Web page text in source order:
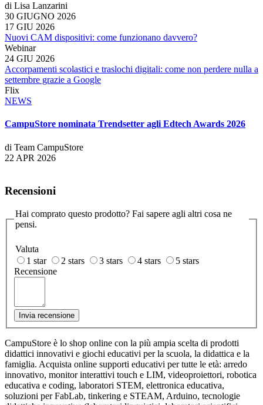
di Lisa Lanzarini
30 GIUGNO 2026
17 GIU 2026
Nuovi CAM dispositivi: come funzionano davvero?
Webinar
24 GIU 2026
Accorpamenti scolastici e traslochi digitali: come non perdere nulla a
settembre grazie a Google
Flix
NEWS
CampuStore nominata Trendsetter agli Edtech Awards 2026
di Team CampuStore
22 APR 2026
Recensioni
Hai comprato questo prodotto? Fai sapere agli altri cosa ne
pensi.
Valuta
1 star
2 stars 3 stars 4 stars
5 stars
Recensione
Invia recensione
CampuStore è lo shop online con la più ampia scelta di prodotti
didattici innovativi e giochi educativi per la scuola, la didattica e la
famiglia. Acquista online supporti educativi per tutte le età: arredo
innovativo, monitor interattivi touch e LIM, videoproiettori, robotica
educativa e coding, laboratori STEM, elettronica educativa,
soluzioni per FabLab, tinkering e STEAM, Arduino, tecnologie